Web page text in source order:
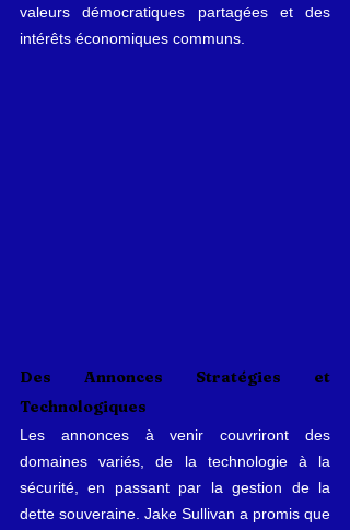
valeurs démocratiques partagées et des
intérêts économiques communs.
Des Annonces Stratégies et
Technologiques
Les annonces à venir couvriront des
domaines variés, de la technologie à la
sécurité, en passant par la gestion de la
dette souveraine. Jake Sullivan a promis que